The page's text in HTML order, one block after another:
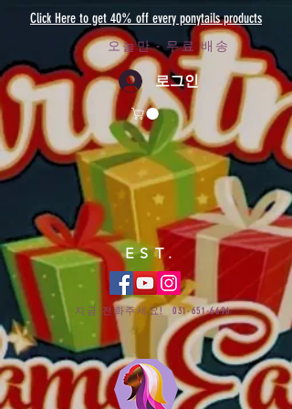
Click Here to get 40% off every ponytails products
오늘만 - 무료 배송
로그인
EST.
지금 전화주세요!031-651-6696